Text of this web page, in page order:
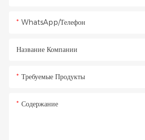
WhatsApp/Телефон
Название Компании
Требуемые Продукты
Содержание